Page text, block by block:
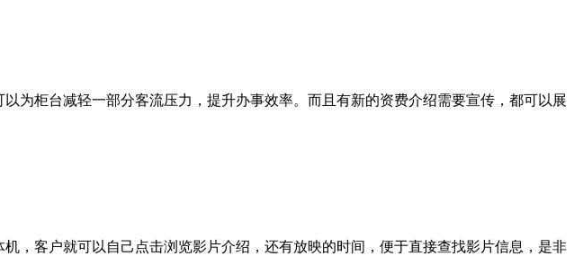
为柜台减轻一部分客流压力，提升办事效率。而且有新的资费介绍需要宣传，都可以展
，客户就可以自己点击浏览影片介绍，还有放映的时间，便于直接查找影片信息，是非